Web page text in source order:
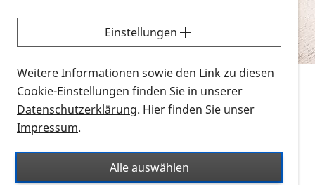
Sie möchten wissen, wie Sie nach Infonmaterial
suchen und dieses bestellen bzw. herunterladen
können? Schauen Sie sich dieErklärvideos zum
Thema Infomaterial auf der PRO RETINA-Website
für blinde und sehbehinderte Menschen an.
Auf dieser Seite finden Sie sämtliches Infomaterial
Ort. Nutzen Sie den Formatfilter, um ausschließlich
nach Flyern und Broschüren, Audios oder Videos zu
Einstellungen
Weitere Informationen sowie den Link zu diesen
Cookie-Einstellungen finden Sie in unserer
Datenschutzerklärung. Hier finden Sie unser
Impressum.
Alle auswählen